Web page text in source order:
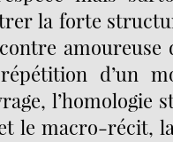
la forte
d’un
le macro-récit,